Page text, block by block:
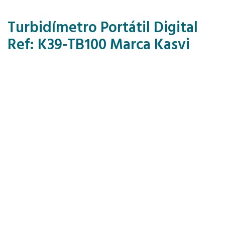
Turbidímetro Portátil Digital
Ref: K39-TB100 Marca Kasvi